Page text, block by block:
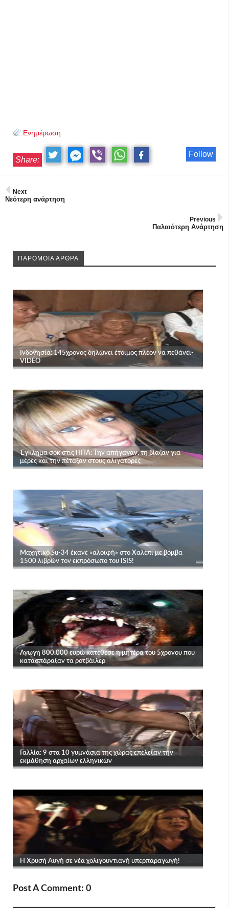
Ενημέρωση
Follow
Share:
Next
Νεότερη ανάρτηση
Previous
Παλαιότερη Ανάρτηση
ΠΑΡΟΜΟΙΑ ΑΡΘΡΑ
Post A Comment: 0